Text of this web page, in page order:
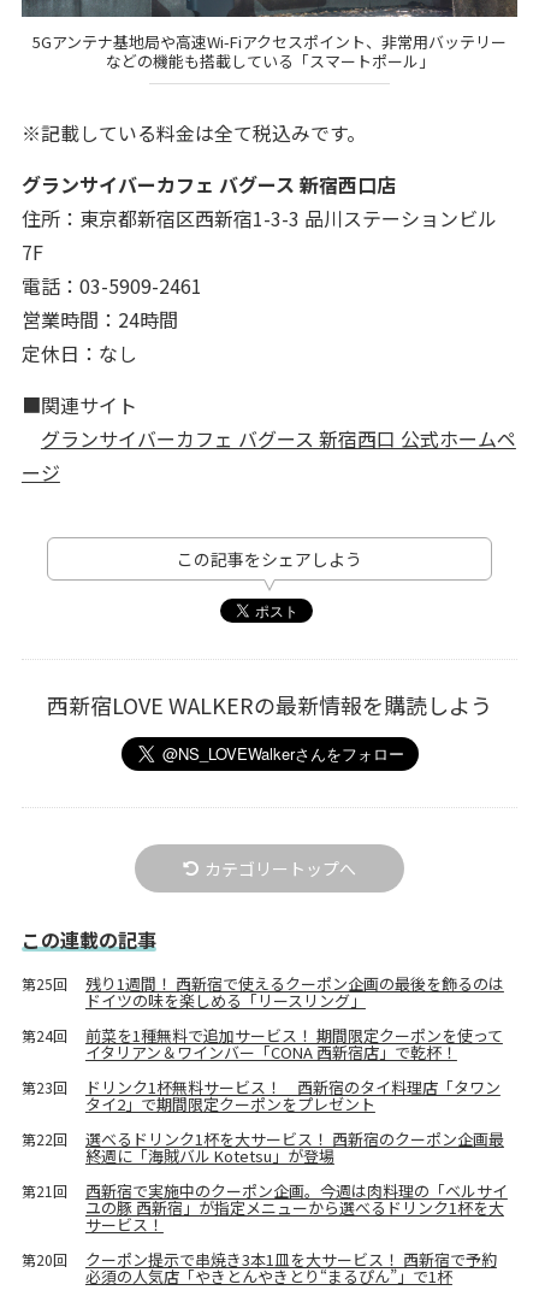
5Gアンテナ基地局や高速Wi-Fiアクセスポイント、非常用バッテリー
などの機能も搭載している「スマートポール」
※記載している料金は全て税込みです。
グランサイバーカフェ バグース 新宿西口店
住所：東京都新宿区西新宿1-3-3 品川ステーションビル
7F
電話：03-5909-2461
営業時間：24時間
定休日：なし
■関連サイト
グランサイバーカフェ バグース 新宿西口 公式ホームペ
ージ
この記事をシェアしよう
西新宿LOVE WALKERの最新情報を購読しよう
カテゴリートップへ
この連載の記事
第25回 残り1週間！ 西新宿で使えるクーポン企画の最後を飾るのは
ドイツの味を楽しめる「リースリング」
第24回 前菜を1種無料で追加サービス！ 期間限定クーポンを使って
イタリアン＆ワインバー「CONA 西新宿店」で乾杯！
第23回 ドリンク1杯無料サービス！ 西新宿のタイ料理店「タワン
タイ2」で期間限定クーポンをプレゼント
第22回 選べるドリンク1杯を大サービス！ 西新宿のクーポン企画最
終週に「海賊バル Kotetsu」が登場
第21回 西新宿で実施中のクーポン企画。今週は肉料理の「ベルサイ
ユの豚 西新宿」が指定メニューから選べるドリンク1杯を大
サービス！
第20回 クーポン提示で串焼き3本1皿を大サービス！ 西新宿で予約
必須の人気店「やきとんやきとり“まるぴん”」で1杯